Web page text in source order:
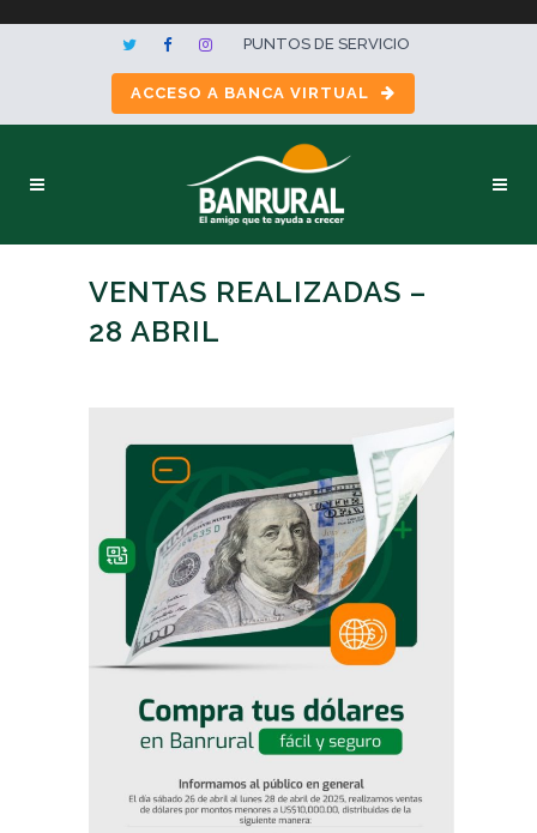
PUNTOS DE SERVICIO
ACCESO A BANCA VIRTUAL
VENTAS REALIZADAS –
28 ABRIL